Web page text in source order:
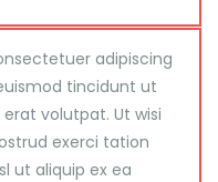
adipiscing
tincidunt ut
volutpat. Ut wisi
exerci tation
ut aliquip ex ea